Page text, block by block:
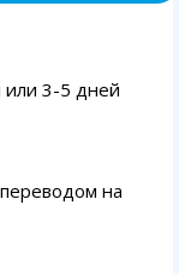
3-5 дней
на